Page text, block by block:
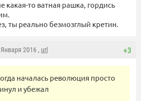
какая-то ватная рашка, гордись
ты реально безмозглый кретин.
+3
2016 , url
началась революция просто
и убежал